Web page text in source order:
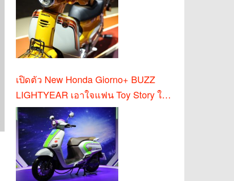
เปิดตัว New Honda Giorno+ BUZZ
LIGHTYEAR เอาใจแฟน Toy Story ใน
ไทย!